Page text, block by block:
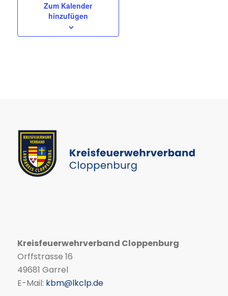
Zum Kalender
hinzufügen
Kreisfeuerwehrverband Cloppenburg
Orffstrasse 16
49681 Garrel
E-Mail: kbm@lkclp.de